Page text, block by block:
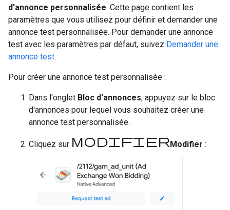
d'annonce personnalisée. Cette page contient les
paramètres que vous utilisez pour définir et demander une
annonce test personnalisée. Pour demander une annonce
test avec les paramètres par défaut, suivez Demander une
annonce test.
Pour créer une annonce test personnalisée :
Dans l'onglet Bloc d'annonces, appuyez sur le bloc
d'annonces pour lequel vous souhaitez créer une
annonce test personnalisée.
Cliquez sur Modifier Modifier :